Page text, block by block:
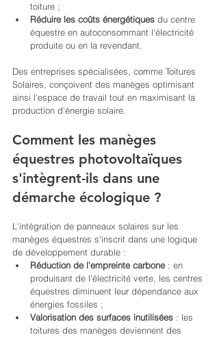
toiture ;
Réduire les coûts énergétiques du centre
équestre en autoconsommant l'électricité
produite ou en la revendant.
Des entreprises spécialisées, comme Toitures
Solaires, conçoivent des manèges optimisant
ainsi l'espace de travail tout en maximisant la
production d'énergie solaire.
Comment les manèges
équestres photovoltaïques
s'intègrent-ils dans une
démarche écologique ?
L'intégration de panneaux solaires sur les
manèges équestres s'inscrit dans une logique
de développement durable :
Réduction de l'empreinte carbone : en
produisant de l'électricité verte, les centres
équestres diminuent leur dépendance aux
énergies fossiles ;
Valorisation des surfaces inutilisées : les
toitures des manèges deviennent des